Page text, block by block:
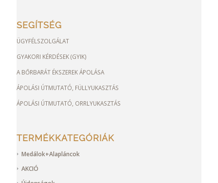
SEGÍTSÉG
ÜGYFÉLSZOLGÁLAT
GYAKORI KÉRDÉSEK (GYIK)
A BŐRBARÁT ÉKSZEREK ÁPOLÁSA
ÁPOLÁSI ÚTMUTATÓ, FÜLLYUKASZTÁS
ÁPOLÁSI ÚTMUTATÓ, ORRLYUKASZTÁS
TERMÉKKATEGÓRIÁK
Medálok+Alapláncok
AKCIÓ